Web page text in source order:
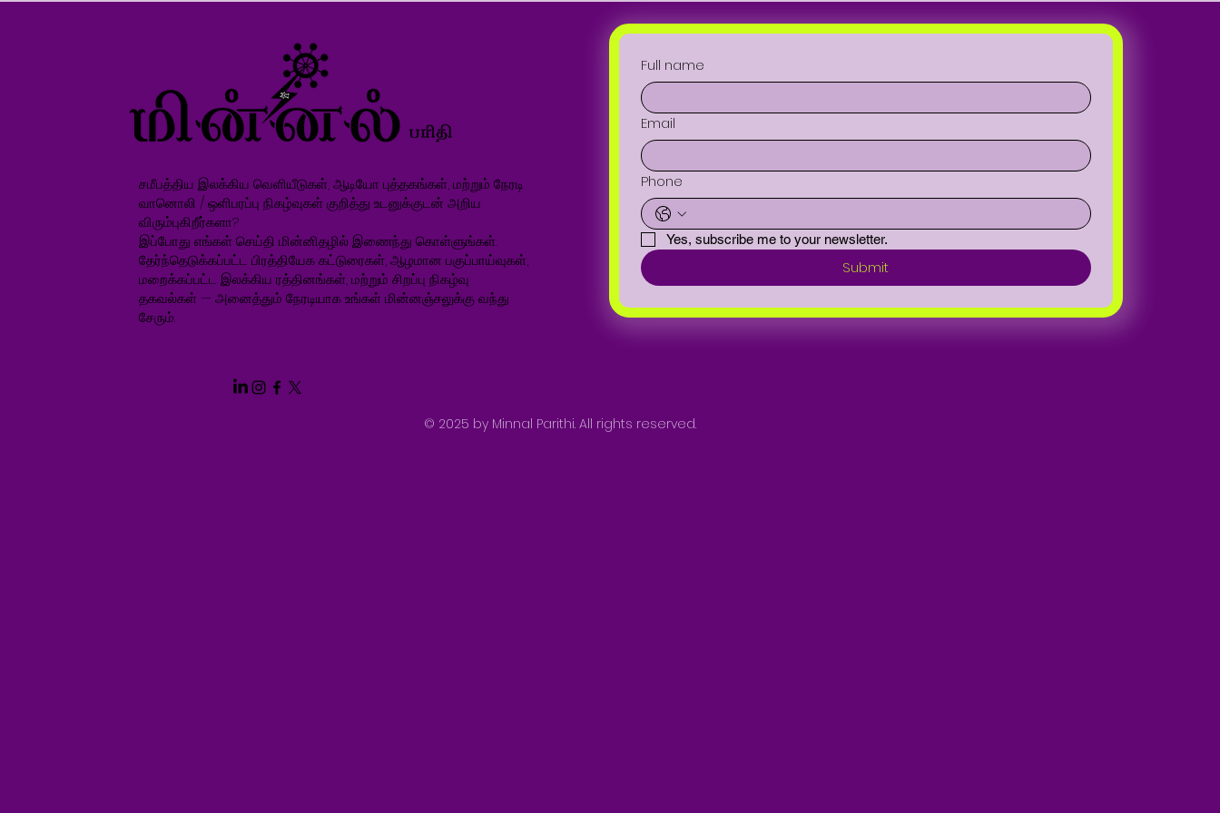
சமீபத்திய இலக்கிய வெளியீடுகள், ஆடியோ புத்தகங்கள், மற்றும் நேரடி
வானொலி / ஒளிபரப்பு நிகழ்வுகள் குறித்து உடனுக்குடன் அறிய
விரும்புகிறீர்களா?
இப்போது எங்கள் செய்தி மின்னிதழில் இணைந்து கொள்ளுங்கள்.
தேர்ந்தெடுக்கப்பட்ட பிரத்தியேக கட்டுரைகள், ஆழமான பகுப்பாய்வுகள்,
மறைக்கப்பட்ட இலக்கிய ரத்தினங்கள், மற்றும் சிறப்பு நிகழ்வு
தகவல்கள் — அனைத்தும் நேரடியாக உங்கள் மின்னஞ்சலுக்கு வந்து
சேரும்.
Full name
Email
Phone
Yes, subscribe me to your newsletter.
Submit
© 2025 by Minnal Parithi. All rights reserved.